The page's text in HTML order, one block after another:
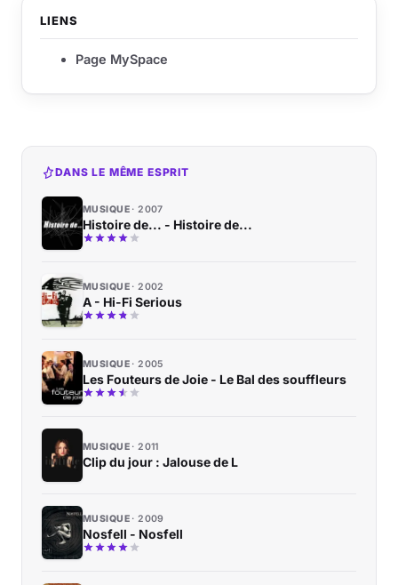
LIENS
Page MySpace
DANS LE MÊME ESPRIT
MUSIQUE 2007
Histoire de... - Histoire de...
MUSIQUE 2002
A - Hi-Fi Serious
MUSIQUE 2005
Les Fouteurs de Joie - Le Bal des souffleurs
MUSIQUE 2011
Clip du jour : Jalouse de L
MUSIQUE 2009
Nosfell - Nosfell